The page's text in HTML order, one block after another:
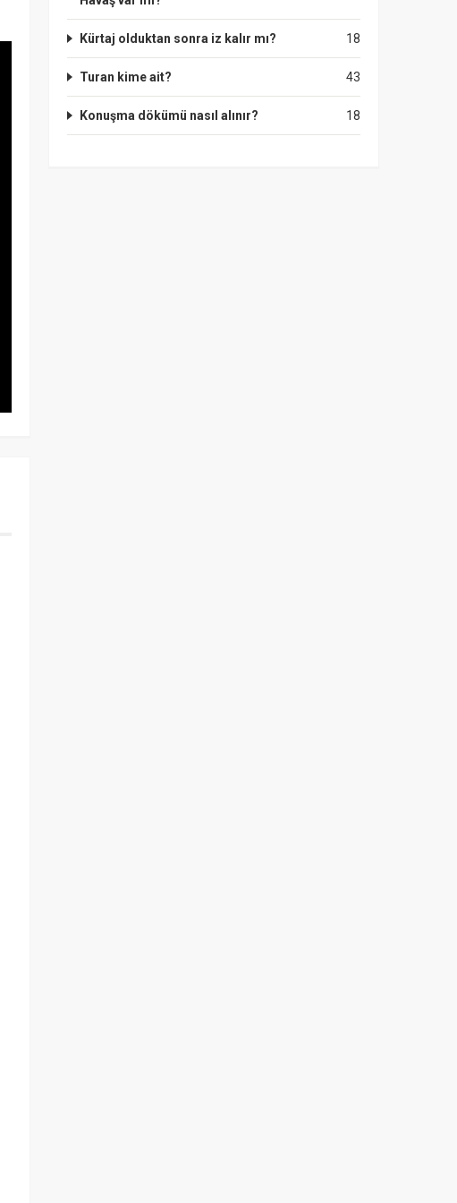
18
Kürtaj olduktan sonra iz kalır mı?
43
Turan kime ait?
18
Konuşma dökümü nasıl alınır?